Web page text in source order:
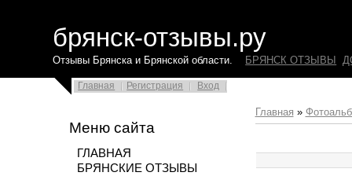
брянск-отзывы.ру
Отзывы Брянска и Брянской области. БРЯНСК ОТЗЫВЫ
Главная Регистрация Вход
Меню сайта
ГЛАВНАЯ
БРЯНСКИЕ ОТЗЫВЫ
Главная »